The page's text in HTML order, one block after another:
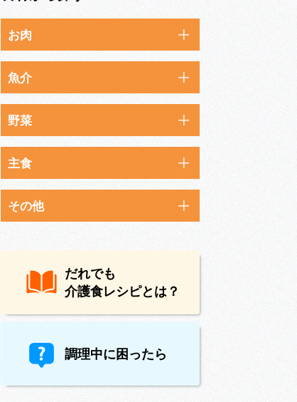
お肉
魚介
野菜
主食
その他
だれでも
介護食レシピとは？
調理中に困ったら